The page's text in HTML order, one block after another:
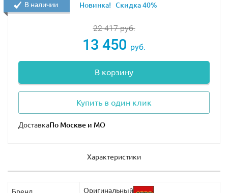
22 417руб.
13 450 руб.
В корзину
Купить в один клик
Доставка
В наличии Новинка! Скидка 40%
Характеристики
Оригинальный